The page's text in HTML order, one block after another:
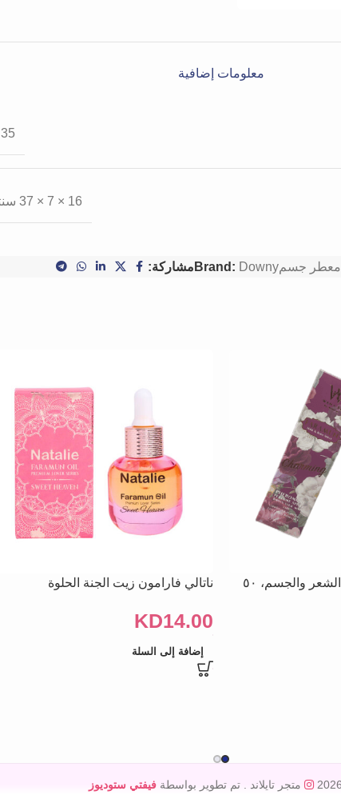
معلومات إضافية
35 جرام
16 × 7 × 37 سنتيميتر
معطر جسم Brand: Downy مشاركة:
وانا بي فارمون، ساحر الشعر والجسم، ٥٠
ناتالي فارامون زيت الجنة الحلوة
KD14.00
إضافة إلى السلة
متجر تايلاند . تم تطوير بواسطة فيفتي ستوديوز